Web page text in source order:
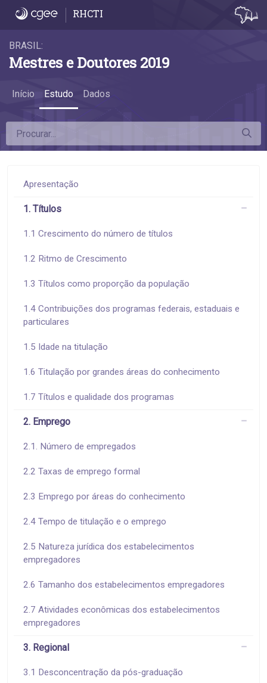
5.1 Mestres profissionais - 5.1 Mestres
RHCTI
BRASIL:
Mestres e Doutores 2019
Início Estudo Dados
Apresentação
1. Títulos
1.1 Crescimento do número de títulos
1.2 Ritmo de Crescimento
1.3 Títulos como proporção da população
1.4 Contribuições dos programas federais, estaduais e
particulares
1.5 Idade na titulação
1.6 Titulação por grandes áreas do conhecimento
1.7 Títulos e qualidade dos programas
2. Emprego
2.1. Número de empregados
2.2 Taxas de emprego formal
2.3 Emprego por áreas do conhecimento
2.4 Tempo de titulação e o emprego
2.5 Natureza jurídica dos estabelecimentos
empregadores
2.6 Tamanho dos estabelecimentos empregadores
2.7 Atividades econômicas dos estabelecimentos
empregadores
3. Regional
3.1 Desconcentração da pós-graduação